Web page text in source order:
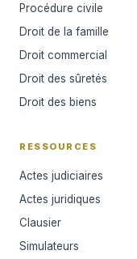
Procédure civile
Droit de la famille
Droit commercial
Droit des sûretés
Droit des biens
RESSOURCES
Actes judiciaires
Actes juridiques
Clausier
Simulateurs